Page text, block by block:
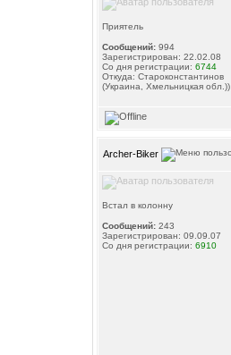
Приятель
Сообщений: 994
Зарегистрирован: 22.02.08
Со дня регистрации: 6744
Откуда: Староконстантинов
(Украина, Хмельницкая обл.))
Archer-Biker
Встал в колонну
Сообщений: 243
Зарегистрирован: 09.09.07
Со дня регистрации: 6910